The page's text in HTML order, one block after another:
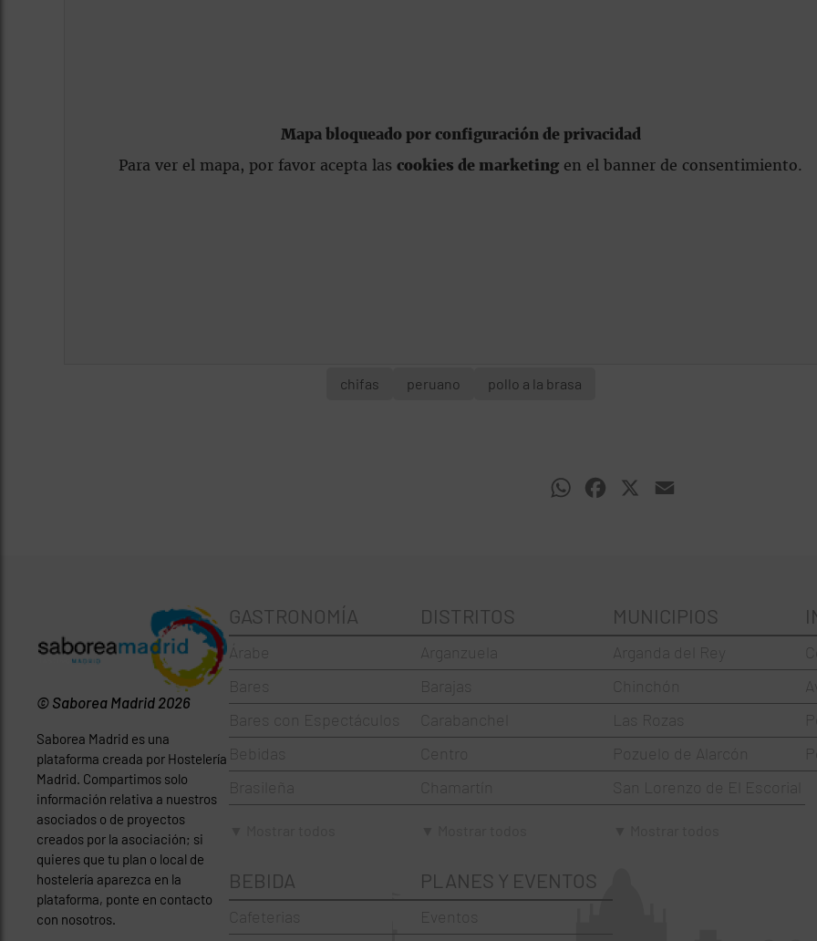
Mapa bloqueado por configuración de privacidad
Para ver el mapa, por favor acepta lascookies de marketing en el banner de consentimiento.
chifas peruano pollo a la brasa
WhatsAppFacebook
© Saborea Madrid 2026
Saborea Madrid es una
plataforma creada por Hostelería
Madrid. Compartimos solo
información relativa a nuestros
asociados o de proyectos
creados por la asociación; si
quieres que tu plan o local de
hostelería aparezca en la
plataforma, ponte en contacto
con nosotros.
GASTRONOMÍA
Árabe
Bares
Bares con Espectáculos
Bebidas
Brasileña
Cervecerías
Chinos
BEBIDA
Cafeterias
DISTRITOS
Arganzuela
Barajas
Carabanchel
Centro
Chamartín
Fuencarral-El Pardo
Hortaleza
PLANES Y EVENTOS
Eventos
MUNICIPIOS
Arganda del Rey
Chinchón
Las Rozas
Pozuelo de Alarcón
San Lorenzo de El Escorial